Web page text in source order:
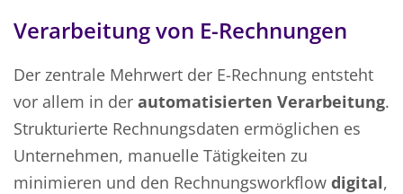
Verarbeitung von E-Rechnungen
Der zentrale Mehrwert der E-Rechnung entsteht
vor allem in der automatisierten Verarbeitung.
Strukturierte Rechnungsdaten ermöglichen es
Unternehmen, manuelle Tätigkeiten zu
minimieren und den Rechnungsworkflow digital,